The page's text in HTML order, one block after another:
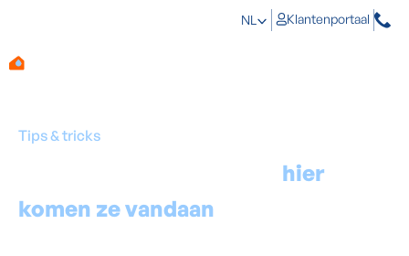
NL Klantenportaal
Tips & tricks
hier
komen ze vandaan